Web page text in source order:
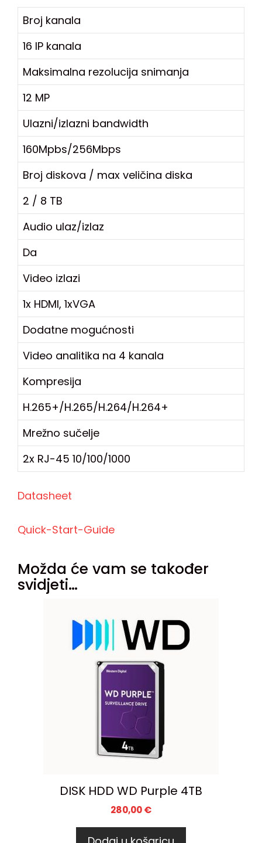
Broj kanala
16 IP kanala
Maksimalna rezolucija snimanja
12 MP
Ulazni/izlazni bandwidth
160Mpbs/256Mbps
Broj diskova / max veličina diska
2 / 8 TB
Audio ulaz/izlaz
Da
Video izlazi
1x HDMI, 1xVGA
Dodatne mogućnosti
Video analitika na 4 kanala
Kompresija
H.265+/H.265/H.264/H.264+
Mrežno sučelje
2x RJ-45 10/100/1000
Datasheet
Quick-Start-Guide
Možda će vam se također
svidjeti…
DISK HDD WD Purple 4TB
280,00€